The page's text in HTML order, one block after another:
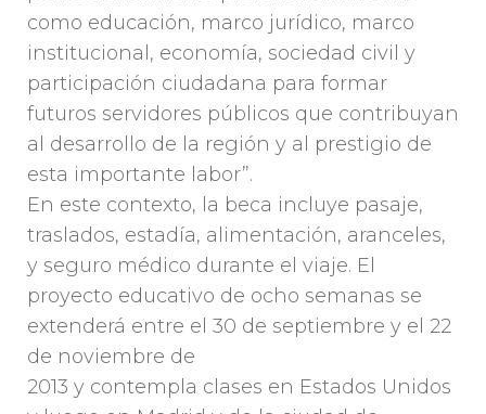
como educación, marco jurídico, marco
institucional, economía, sociedad civil y
participación ciudadana para formar
futuros servidores públicos que contribuyan
al desarrollo de la región y al prestigio de
esta importante labor”.
En este contexto, la beca incluye pasaje,
traslados, estadía, alimentación, aranceles,
y seguro médico durante el viaje. El
proyecto educativo de ocho semanas se
extenderá entre el 30 de septiembre y el 22
de noviembre de
2013 y contempla clases en Estados Unidos